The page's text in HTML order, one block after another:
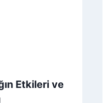
Etkileri ve